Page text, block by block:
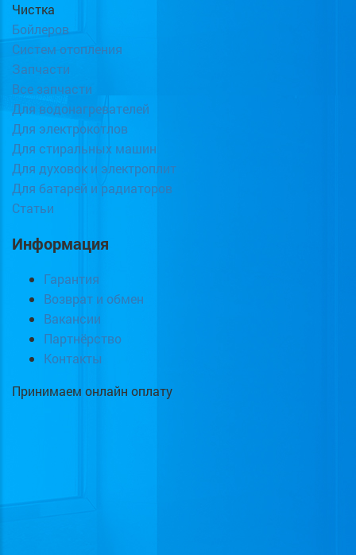
Чистка
Бойлеров
Систем отопления
Запчасти
Все запчасти
Для водонагревателей
Для электрокотлов
Для стиральных машин
Для духовок и электроплит
Для батарей и радиаторов
Статьи
Информация
Гарантия
Возврат и обмен
Вакансии
Партнёрство
Контакты
Принимаем онлайн оплату